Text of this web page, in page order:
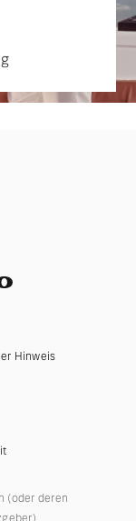
Hinweis
(oder deren